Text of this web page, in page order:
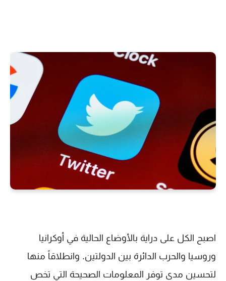
اصبح الكل على دراية بالأوضاع الحالية في أوكرانيا
وروسيا والحرب الدائرة بين الدولتين. وانطلاقاً منها
لتحسين مدى توفر المعلومات الصحيحة التي تخص